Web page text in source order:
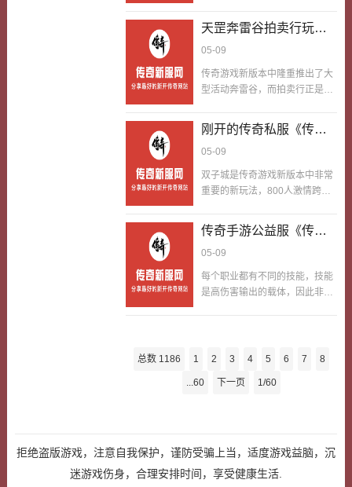
自己的等级。等级不够，就算运
气再好，也很难在这片区域立
足。新手玩家们别心急，先…
的作用呢?【法师VS龙源血路】
法师在龙源血路中最大的劣势在
不能往左右跑，所以在走位上法
师会受到很大的限制，因此，在
虑的是保护好自己，一旦死亡失
去的可不仅是一次龙源血路机
会，更是整个队伍覆灭…
号，这称号不仅能为玩家带来丰
富的属性加成，而且还有着霸气
的名称，可以让你在任何场合都
成为夺目的焦点。不过，pk称号
也不是那么容易获得的，如果靠
巴克等大型团战，只要注意一些
小技巧，在浑水摸鱼中经常收人
是没有可能，下面就分别从四大
职业来说说应该如何更快的累积
在抢人头方面确实有一些劣势，
他没有丰富的范围伤害性技能，
导致他在团战中不容易拿…
天罡奔雷谷拍卖行玩法
介绍
05-09
传奇游戏新版本中隆重推出了大
型活动奔雷谷，而拍卖行正是奔
谷活动中爆出的各种道具与材
料。【奔雷谷活动】奔雷谷活动
时间为每周日21:30，活动开始
后玩家可进入奔雷谷地图。奔雷
谷中有三个BOSS，在21:30-
行会或玩家的伤害比例进行分
配，在跨服奔雷谷中对BOSS伤
害超过BOSS血量1%的行会或玩
家就有资格参与分配。【拍卖行
雷谷活动产出的东西，会自动挂
刚开的传奇私服《传奇
游戏》双子城BOSS是
绍！
05-09
双子城是传奇游戏新版本中非常
重要的新玩法，800人激情跨服
动中，除了杀人攻城，还有一个
不容忽视的BOSS!【BOSS信
息】双子城BOSS位于地图左
侧，名为憎恶之源。平时的双子
城是没有BOSS的，BOSS只在
高，甚至能扭转双方实力，因此
BOSS非常重要。【注意事项】
传奇手游公益服《传奇
游戏》两套技能快捷键
05-09
每个职业都有不同的技能，技能
是高伤害输出的载体，因此非常
版本传奇游戏中，我们可以设置
求切换。【切换需求】为什么要
全部场景，比如法师的火墙适合
虽然左边的快捷键可以上下滑
总数 1186 1 2 3 4 5 6 7 8
...60 下一页 1/60
拒绝盗版游戏，注意自我保护，谨防受骗上当，适度游戏益脑，沉
迷游戏伤身，合理安排时间，享受健康生活.